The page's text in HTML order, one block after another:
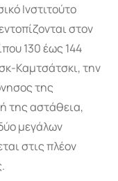
Ινστιτούτο
στον
130 έως 144
Καμτσάτσκι, την
της
της αστάθεια,
μεγάλων
στις πλέον